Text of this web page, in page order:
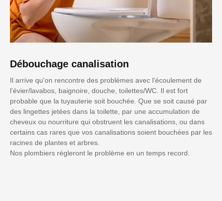
Débouchage canalisation
Il arrive qu'on rencontre des problèmes avec l’écoulement de
l’évier/lavabos, baignoire, douche, toilettes/WC. Il est fort
probable que la tuyauterie soit bouchée. Que se soit causé par
des lingettes jetées dans la toilette, par une accumulation de
cheveux ou nourriture qui obstruent les canalisations, ou dans
certains cas rares que vos canalisations soient bouchées par les
racines de plantes et arbres.
Nos plombiers régleront le problème en un temps record.